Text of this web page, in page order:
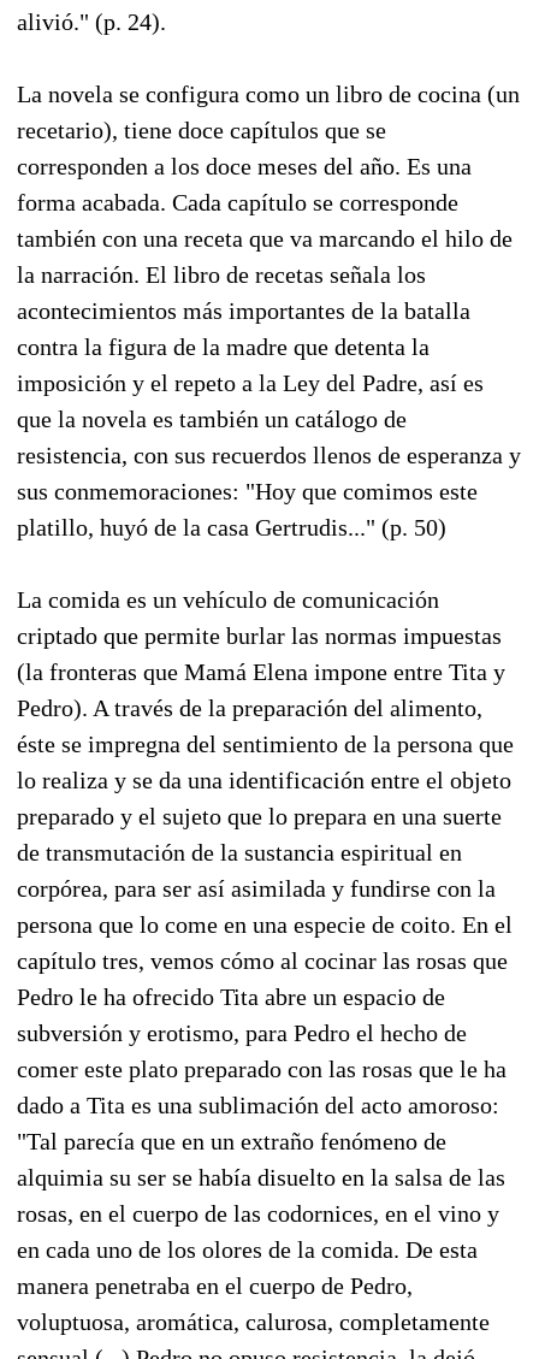
alivió." (p. 24).
La novela se configura como un libro de cocina (un
recetario), tiene doce capítulos que se
corresponden a los doce meses del año. Es una
forma acabada. Cada capítulo se corresponde
también con una receta que va marcando el hilo de
la narración. El libro de recetas señala los
acontecimientos más importantes de la batalla
contra la figura de la madre que detenta la
imposición y el repeto a la Ley del Padre, así es
que la novela es también un catálogo de
resistencia, con sus recuerdos llenos de esperanza y
sus conmemoraciones: "Hoy que comimos este
platillo, huyó de la casa Gertrudis..." (p. 50)
La comida es un vehículo de comunicación
criptado que permite burlar las normas impuestas
(la fronteras que Mamá Elena impone entre Tita y
Pedro). A través de la preparación del alimento,
éste se impregna del sentimiento de la persona que
lo realiza y se da una identificación entre el objeto
preparado y el sujeto que lo prepara en una suerte
de transmutación de la sustancia espiritual en
corpórea, para ser así asimilada y fundirse con la
persona que lo come en una especie de coito. En el
capítulo tres, vemos cómo al cocinar las rosas que
Pedro le ha ofrecido Tita abre un espacio de
subversión y erotismo, para Pedro el hecho de
comer este plato preparado con las rosas que le ha
dado a Tita es una sublimación del acto amoroso:
"Tal parecía que en un extraño fenómeno de
alquimia su ser se había disuelto en la salsa de las
rosas, en el cuerpo de las codornices, en el vino y
en cada uno de los olores de la comida. De esta
manera penetraba en el cuerpo de Pedro,
voluptuosa, aromática, calurosa, completamente